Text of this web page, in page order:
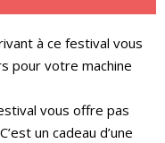
à ce festival vous
pour votre machine
vous offre pas
C’est un cadeau d’une